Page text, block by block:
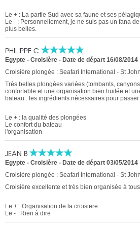
Le + : La partie Sud avec sa faune et ses
Le - : Personnellement, je ne suis pas un fana
plus belles.
PHILIPPE C
Egypte - Croisière - Date de départ 16/08/2014
Croisière plongée : Seafari International - St
Très belles plongées variées (tombants,
confortable et une organisation bien huilée et
bateau : les ingrédients nécessaires pour
Le + : la qualité des plongées
Le confort du bateau
l'organisation
JEAN B
Egypte - Croisière - Date de départ 03/05/2014
Croisière plongée : Seafari International - St
Croisière excellente et très bien organisée à
Le + : Organisation de la croisiere
Le - : Rien à dire